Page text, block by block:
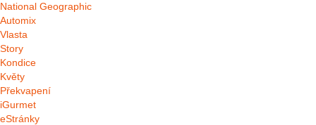
National Geographic
Automix
Vlasta
Story
Kondice
Květy
Překvapení
iGurmet
eStránky